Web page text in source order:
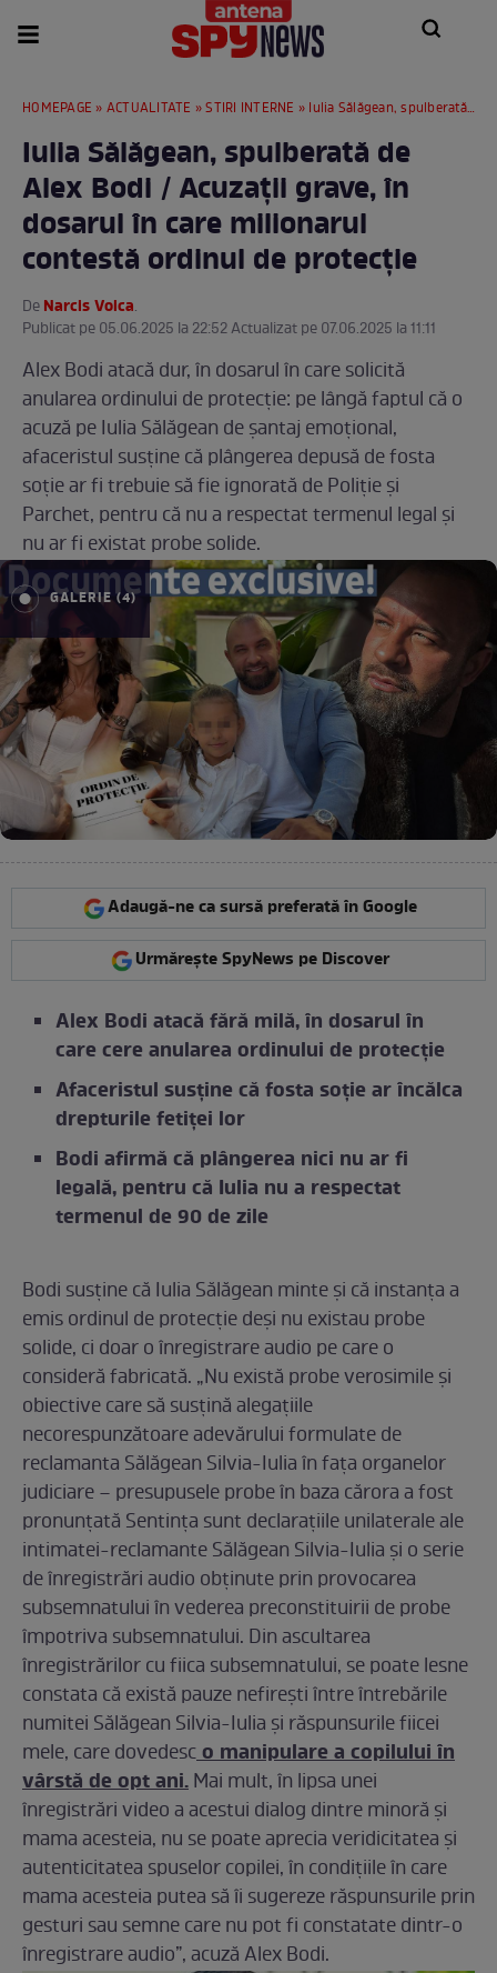
HOMEPAGE » ACTUALITATE »STIRI INTERNE » Iulia Sălăgean, spulberată de Alex Bodi / Acuzații grave, în dosarul în care milionarul contestă ordinul de protecție
Iulia Sălăgean, spulberată de
Alex Bodi / Acuzații grave, în
dosarul în care milionarul
contestă ordinul de protecție
DeNarcis Voica.
Publicat pe 05.06.2025 la 22:52 Actualizat pe 07.06.2025 la 11:11
Alex Bodi atacă dur, în dosarul în care solicită
anularea ordinului de protecție: pe lângă faptul că o
acuză pe Iulia Sălăgean de șantaj emoțional,
afaceristul susține că plângerea depusă de fosta
soție ar fi trebuie să fie ignorată de Poliție și
Parchet, pentru că nu a respectat termenul legal și
nu ar fi existat probe solide.
GALERIE (4)
Adaugă-ne ca sursă preferată în Google
Urmărește SpyNews pe Discover
Alex Bodi atacă fără milă, în dosarul în
care cere anularea ordinului de protecție
Afaceristul susține că fosta soție ar încălca
drepturile fetiței lor
Bodi afirmă că plângerea nici nu ar fi
legală, pentru că Iulia nu a respectat
termenul de 90 de zile
Bodi susține că Iulia Sălăgean minte și că instanța a
emis ordinul de protecție deși nu existau probe
solide, ci doar o înregistrare audio pe care o
consideră fabricată. „Nu există probe verosimile și
obiective care să susțină alegațiile
necorespunzătoare adevărului formulate de
reclamanta Sălăgean Silvia-Iulia în fața organelor
judiciare – presupusele probe în baza cărora a fost
pronunțată Sentința sunt declarațiile unilaterale ale
intimatei-reclamante Sălăgean Silvia-Iulia și o serie
de înregistrări audio obținute prin provocarea
subsemnatului în vederea preconstituirii de probe
împotriva subsemnatului. Din ascultarea
înregistrărilor cu fiica subsemnatului, se poate lesne
constata că există pauze nefirești între întrebările
numitei Sălăgean Silvia-Iulia și răspunsurile fiicei
mele, care dovedesco manipulare a copilului în
vârstă de opt ani.Mai mult, în lipsa unei
înregistrări video a acestui dialog dintre minoră și
mama acesteia, nu se poate aprecia veridicitatea și
autenticitatea spuselor copilei, în condițiile în care
mama acesteia putea să îi sugereze răspunsurile prin
gesturi sau semne care nu pot fi constatate dintr-o
înregistrare audio”, acuză Alex Bodi.